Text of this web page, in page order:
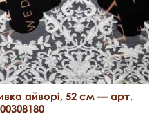
айворі, 52 см — арт.